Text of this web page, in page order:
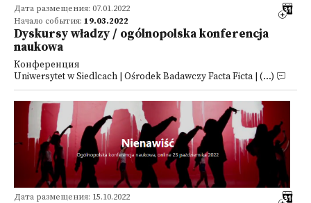
Дата размещения: 07.01.2022
Начало события: 19.03.2022
Dyskursy władzy / ogólnopolska konferencja
naukowa
Конференция
Uniwersytet w Siedlcach | Ośrodek Badawczy Facta Ficta | (...)
Дата размещения: 15.10.2022